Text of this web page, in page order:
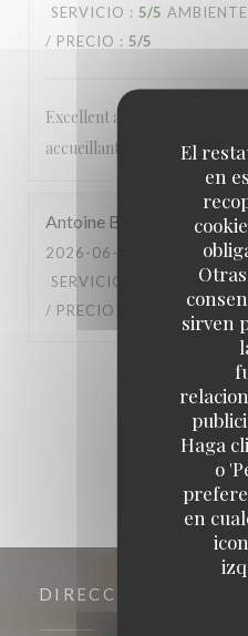
El
en
sirven
Haga
o
en
SERVICIO : 5/5 AMBIENTE
/ PRECIO : 5/5
Excellent accueil tres bonne
accueillant et aux petits soins
Antoine B
2026-06-25
- 21:30 -
SERVICIO
AMBIENTE
/ PRECIO
DIRECCIÓN